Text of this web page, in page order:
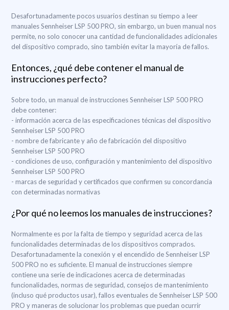
Desafortunadamente pocos usuarios destinan su tiempo a leer
manuales Sennheiser LSP 500 PRO, sin embargo, un buen manual nos
permite, no solo conocer una cantidad de funcionalidades adicionales
del dispositivo comprado, sino también evitar la mayoría de fallos.
Entonces, ¿qué debe contener el manual de
instrucciones perfecto?
Sobre todo, un manual de instrucciones Sennheiser LSP 500 PRO
debe contener:
- información acerca de las especificaciones técnicas del dispositivo
Sennheiser LSP 500 PRO
- nombre de fabricante y año de fabricación del dispositivo
Sennheiser LSP 500 PRO
- condiciones de uso, configuración y mantenimiento del dispositivo
Sennheiser LSP 500 PRO
- marcas de seguridad y certificados que confirmen su concordancia
con determinadas normativas
¿Por qué no leemos los manuales de instrucciones?
Normalmente es por la falta de tiempo y seguridad acerca de las
funcionalidades determinadas de los dispositivos comprados.
Desafortunadamente la conexión y el encendido de Sennheiser LSP
500 PRO no es suficiente. El manual de instrucciones siempre
contiene una serie de indicaciones acerca de determinadas
funcionalidades, normas de seguridad, consejos de mantenimiento
(incluso qué productos usar), fallos eventuales de Sennheiser LSP 500
PRO y maneras de solucionar los problemas que puedan ocurrir